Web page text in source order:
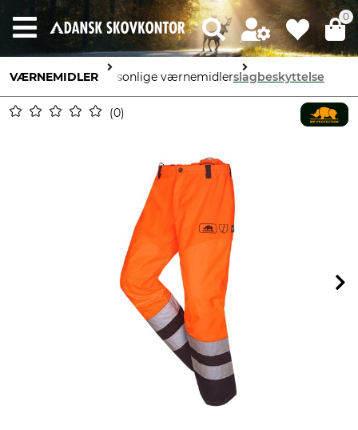
0
VÆRNEMIDLER personlige værnemidlerslagbeskyttelse
0